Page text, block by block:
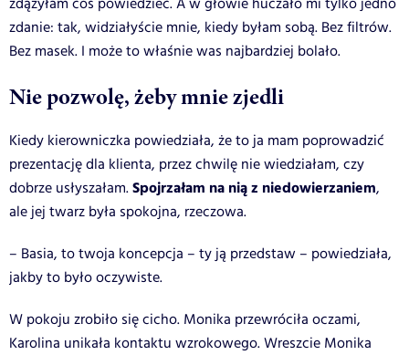
zdanie: tak, widziałyście mnie, kiedy byłam sobą. Bez filtrów.
Bez masek. I może to właśnie was najbardziej bolało.
Nie pozwolę, żeby mnie zjedli
Kiedy kierowniczka powiedziała, że to ja mam poprowadzić
prezentację dla klienta, przez chwilę nie wiedziałam, czy
dobrze usłyszałam.Spojrzałam na nią z niedowierzaniem,
ale jej twarz była spokojna, rzeczowa.
– Basia, to twoja koncepcja – ty ją przedstaw – powiedziała,
jakby to było oczywiste.
W pokoju zrobiło się cicho. Monika przewróciła oczami,
Karolina unikała kontaktu wzrokowego. Wreszcie Monika